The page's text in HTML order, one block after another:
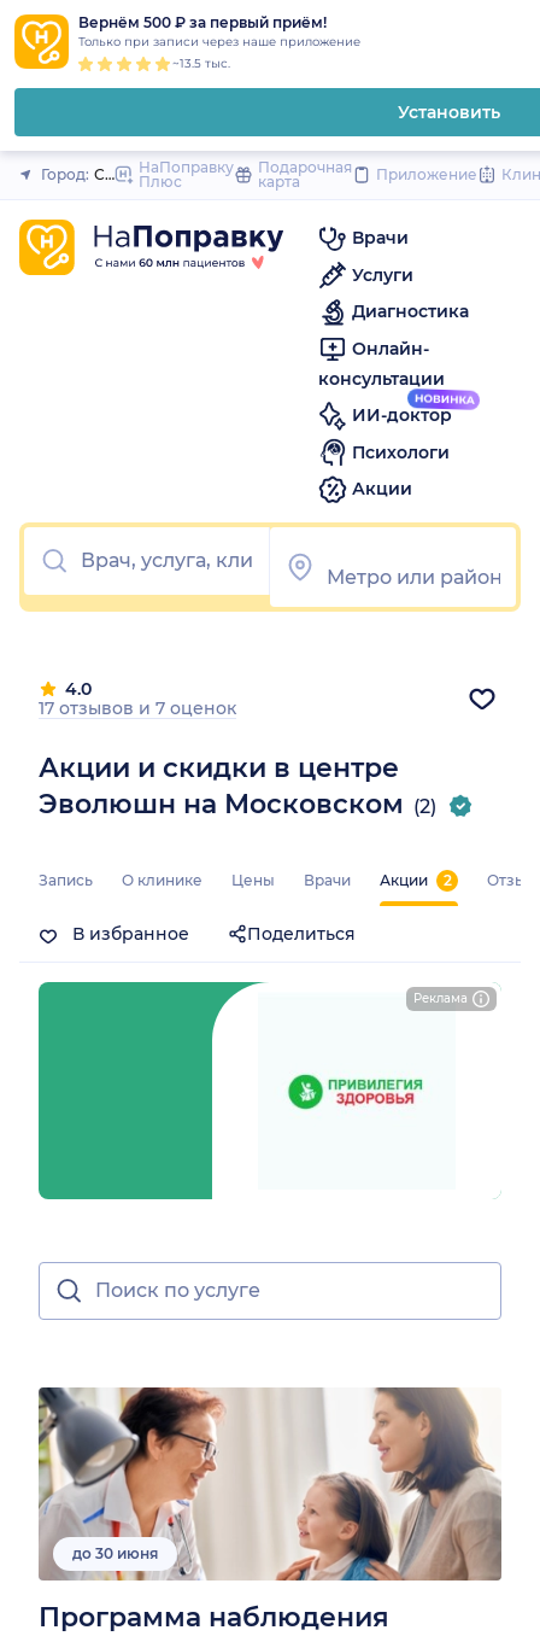
Вернём 500 ₽ за первый приём!
Только при записи через наше приложение
~13.5 тыс.
Установить
Закрыть
Город: Санкт-Петербург
НаПоправку
Плюс
Подарочная
карта
Приложение
Врачи
Услуги
Диагностика
Онлайн-
консультации
ИИ-доктор
Психологи
Акции
Реклама
Акции и скидки в центре
Эволюшн на Московском (2)
4.0
17 отзывов и 7 оценок
Запись О клинике Цены Врачи Акции 2
В избранное Поделиться
до 30 июня
Программа наблюдения